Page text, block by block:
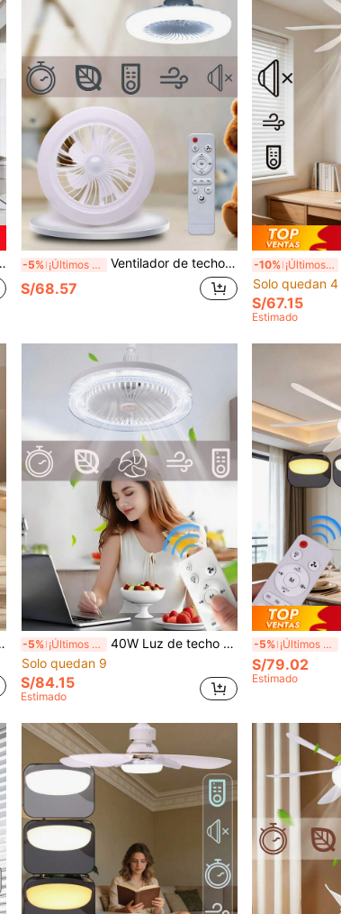
-5% ¡Últimos 3 días Ventilador de techo con luz LED de brillo ajustable con control remoto, 3 velocidades de viento y 3 colores de luz, diseño de perfil bajo, bombilla E27, adecuado para sala de estar, dormitorio, oficina y talla grande
S/68.57
-10% ¡Últimos 3 días
Solo quedan 4
S/67.15
Estimado
-5% ¡Últimos 3 días
40W Luz de techo de ventilador LED regulable con control remoto, 3 velocidades, temperatura de color ajustable, instalación empotrada fácil - Adecuado para sala de estar, dormitorio, oficina
Solo quedan 9
S/84.15
Estimado
-5% ¡Últimos 3 días
S/79.02
Estimado